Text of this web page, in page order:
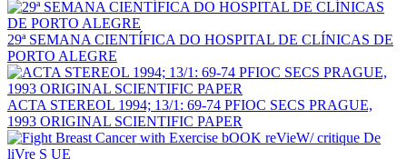
29ª SEMANA CIENTÍFICA DO HOSPITAL DE CLÍNICAS DE
PORTO ALEGRE
ACTA STEREOL 1994; 13/1: 69-74 PFIOC SECS PRAGUE,
1993 ORIGINAL SCIENTIFIC PAPER